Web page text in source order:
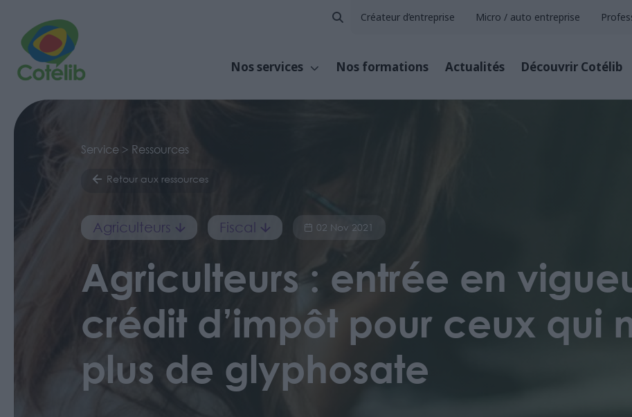
Créateur d’entreprise Micro / auto entreprise
Nos services Nos formations Actualités Découvrir Cotélib
Service > Ressources
Retour aux ressources
Agriculteurs Fiscal 02 Nov 2021
Agriculteurs : entrée en
crédit d’impôt pour ceux qui
plus de glyphosate